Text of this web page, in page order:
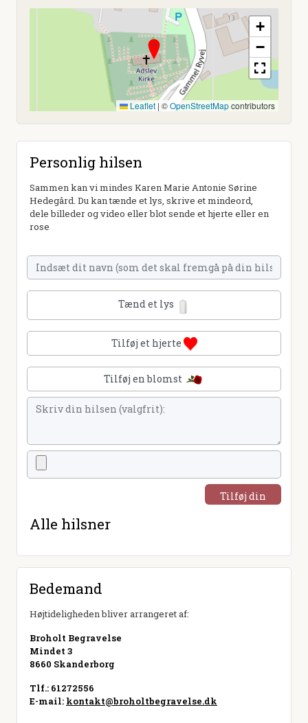
+
−
Leaflet | ©OpenStreetMapcontributors
Personlig hilsen
Sammen kan vi mindes Karen Marie Antonie Sørine
Hedegård. Du kan tænde et lys, skrive et mindeord,
dele billeder og video eller blot sende et hjerte eller en
rose
Tænd et lys
Tilføj et hjerte
Tilføj en blomst
Tilføj din
Alle hilsner
Bedemand
Højtideligheden bliver arrangeret af:
Broholt Begravelse
Mindet 3
8660 Skanderborg
Tlf.: 61272556
E-mail: kontakt@broholtbegravelse.dk